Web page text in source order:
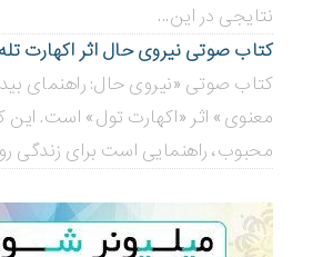
نتایجی در این...
کتاب صوتی نیروی حال اثر اکهارت تله
کتاب صوتی «نیروی حال: راهنمای
معنوی» اثر «اکهارت تول» است.
محبوب، راهنمایی است برای زندگی